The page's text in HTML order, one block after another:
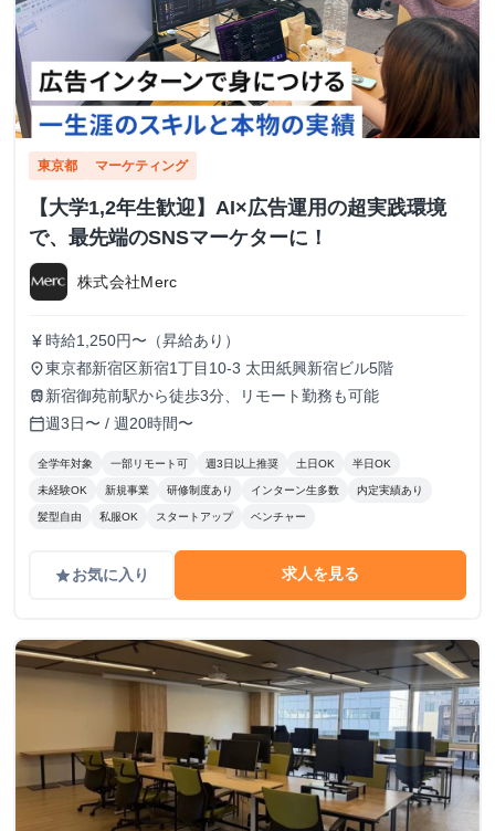
東京都 マーケティング
【大学1,2年生歓迎】AI×広告運用の超実践環境
で、最先端のSNSマーケターに！
株式会社Merc
currency_yen 時給1,250円〜（昇給あり）
place東京都新宿区新宿1丁目10-3 太田紙興新宿ビル5階
train 新宿御苑前駅から徒歩3分、リモート勤務も可能
calendar_today週3日〜 / 週20時間〜
全学年対象 一部リモート可 週3日以上推奨 土日OK 半日OK
未経験OK 新規事業 研修制度あり インターン生多数 内定実績あり
髪型自由 私服OK スタートアップ ベンチャー
gradeお気に入り 求人を見る